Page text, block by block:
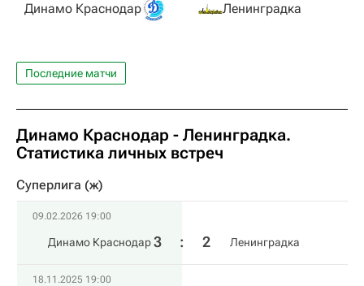
Динамо Краснодар Ленинградка
Последние матчи
Динамо Краснодар - Ленинградка.
Статистика личных встреч
Суперлига (ж)
09.02.2026 19:00
Динамо Краснодар3 : 2 Ленинградка
18.11.2025 19:00